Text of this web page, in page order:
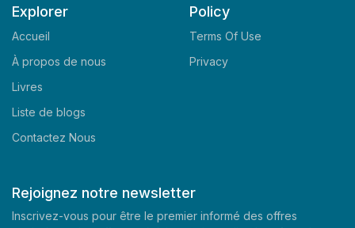
Explorer
Accueil
À propos de nous
Livres
Liste de blogs
Contactez Nous
Policy
Terms Of Use
Privacy
Rejoignez notre newsletter
Inscrivez-vous pour être le premier informé des offres